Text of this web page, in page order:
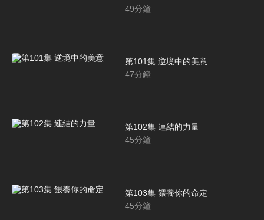
49分鐘
第101集 逆境中的美意
47分鐘
第102集 連結的力量
45分鐘
第103集 餵養你的命定
45分鐘